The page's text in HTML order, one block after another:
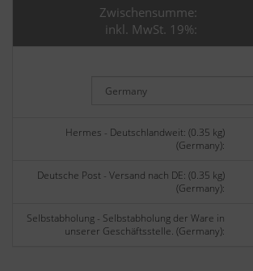
Zwischensumme:
inkl. MwSt. 19%:
Hermes - Deutschlandweit: (0.35 kg)
(Germany):
Deutsche Post - Versand nach DE: (0.35 kg)
(Germany):
Selbstabholung - Selbstabholung der Ware in
unserer Geschäftsstelle. (Germany):